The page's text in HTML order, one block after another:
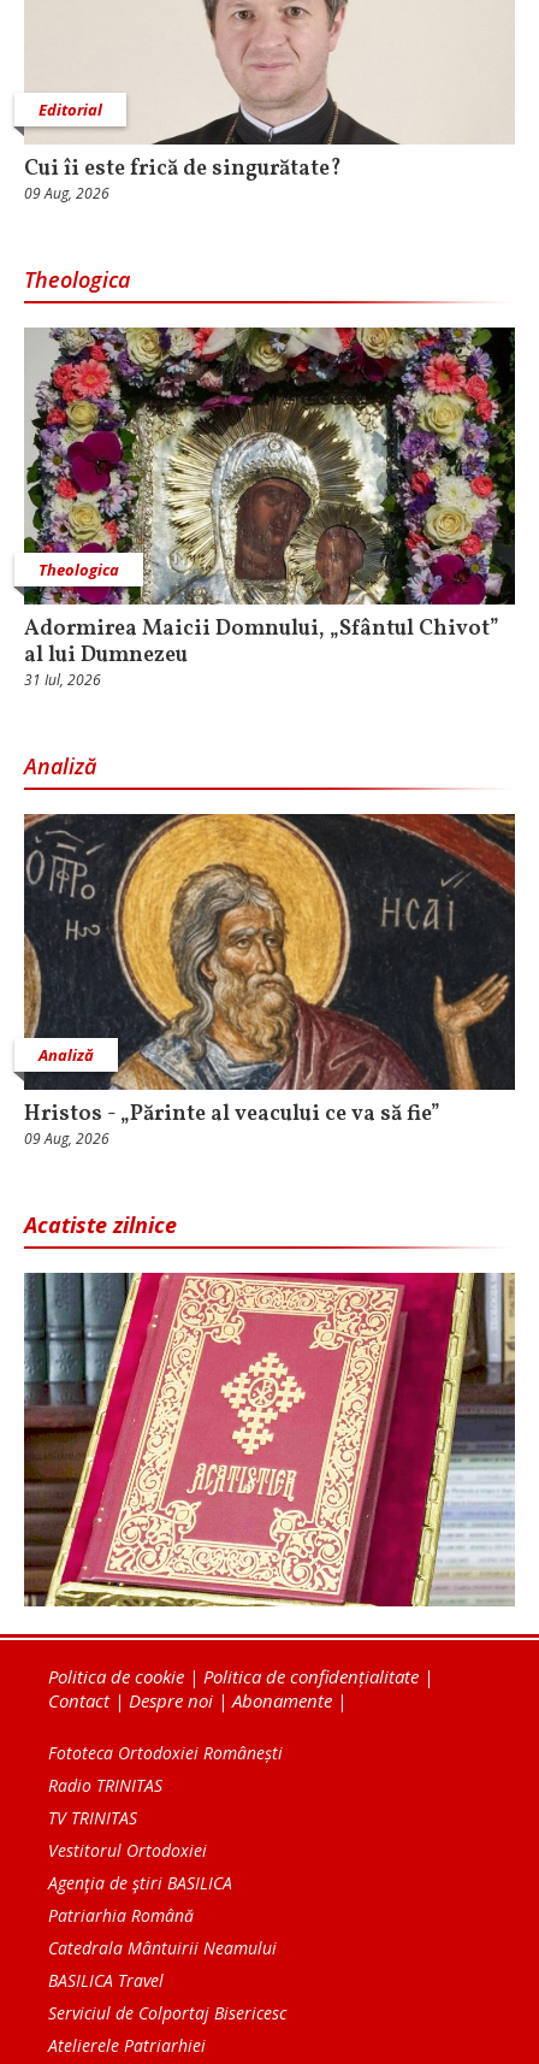
Editorial
Cui îi este frică de singurătate?
09 Aug, 2026
Theologica
Theologica
Adormirea Maicii Domnului, „Sfântul Chivot”
al lui Dumnezeu
31 Iul, 2026
Analiză
Analiză
Hristos - „Părinte al veacului ce va să fie”
09 Aug, 2026
Acatiste zilnice
Politica de cookie | Politica de confidențialitate |
Contact| Despre noi |Abonamente |
Fototeca Ortodoxiei Românești
Radio TRINITAS
TV TRINITAS
Vestitorul Ortodoxiei
Agenţia de ştiri BASILICA
Patriarhia Română
Catedrala Mântuirii Neamului
BASILICA Travel
Serviciul de Colportaj Bisericesc
Atelierele Patriarhiei